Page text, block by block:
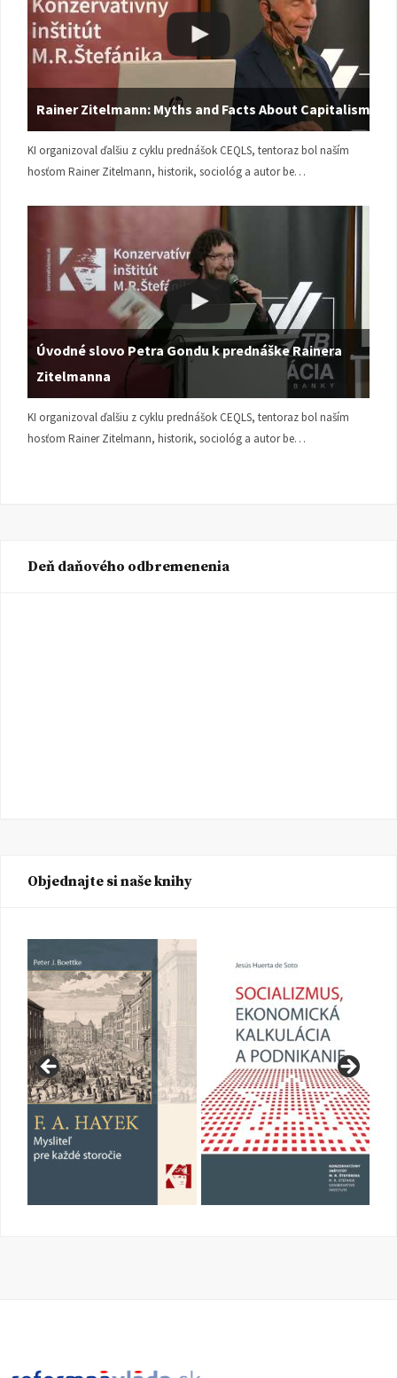
Rainer Zitelmann: Myths and Facts About Capitalism
KI organizoval ďalšiu z cyklu prednášok CEQLS, tentoraz bol naším
hosťom Rainer Zitelmann, historik, sociológ a autor be…
Úvodné slovo Petra Gondu k prednáške Rainera
Zitelmanna
KI organizoval ďalšiu z cyklu prednášok CEQLS, tentoraz bol naším
hosťom Rainer Zitelmann, historik, sociológ a autor be…
Deň daňového odbremenenia
Objednajte si naše knihy